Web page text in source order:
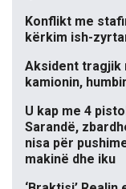
Konflikt me
kërkim ish-
Aksident tragjik
kamionin,
U kap me 4
Sarandë,
nisa për
makinë dhe iku